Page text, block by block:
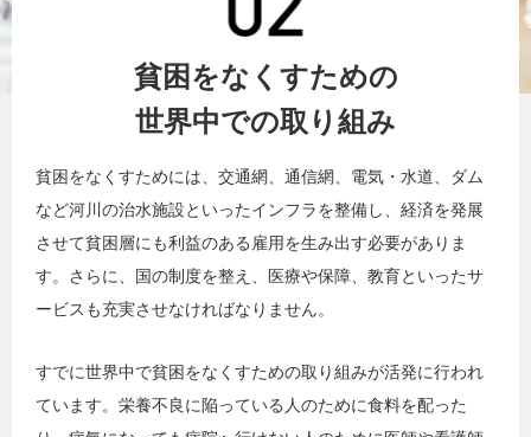
貧困をなくすための
世界中での取り組み
貧困をなくすためには、交通網、通信網、電気・水道、ダム
など河川の治水施設といったインフラを整備し、経済を発展
させて貧困層にも利益のある雇用を生み出す必要がありま
す。さらに、国の制度を整え、医療や保障、教育といったサ
ービスも充実させなければなりません。
すでに世界中で貧困をなくすための取り組みが活発に行われ
ています。栄養不良に陥っている人のために食料を配った